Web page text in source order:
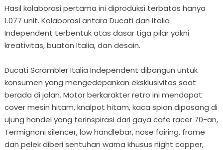
Hasil kolaborasi pertama ini diproduksi terbatas hanya
1.077 unit. Kolaborasi antara Ducati dan Italia
Independent terbentuk atas dasar tiga pilar yakni
kreativitas, buatan Italia, dan desain.
Ducati Scrambler Italia Independent dibangun untuk
konsumen yang mengedepankan eksklusivitas saat
berada di jalan. Motor berkarakter retro ini mendapat
cover mesin hitam, knalpot hitam, kaca spion dipasang di
ujung handel yang terinspirasi dari gaya cafe racer 70-an,
Termignoni silencer, low handlebar, nose fairing, frame
dan pelek diberi sentuhan warna khusus night copper,